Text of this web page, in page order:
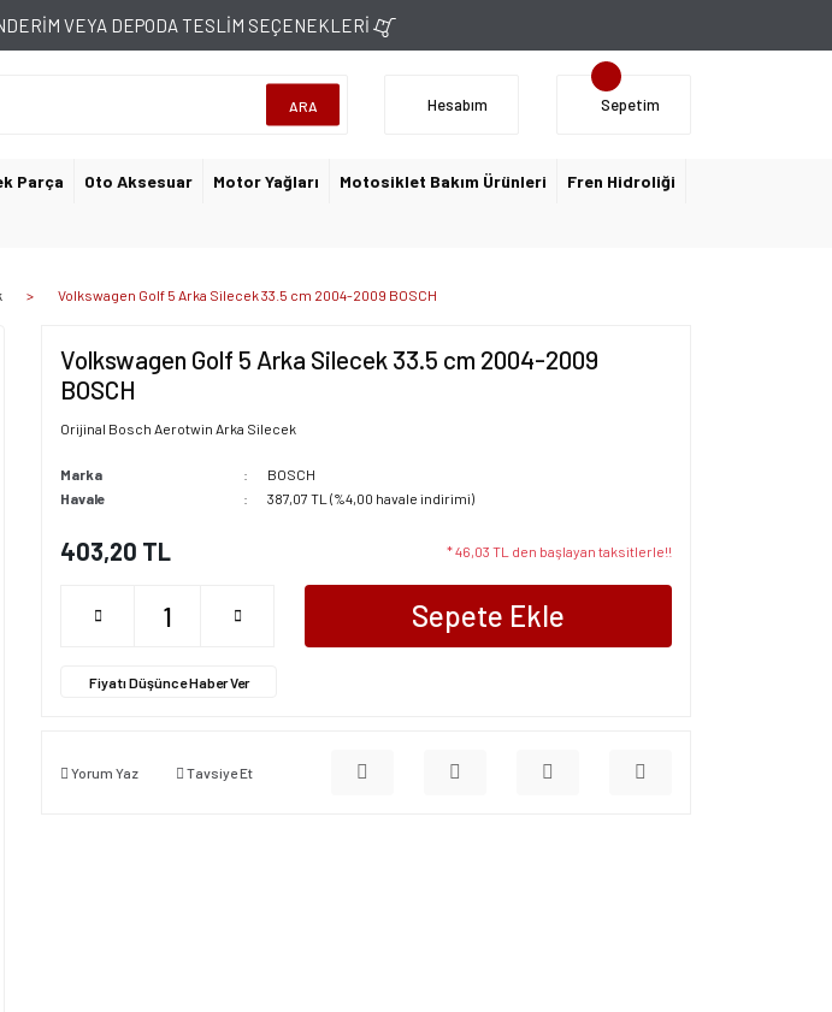
VEYA DEPODA TESLİM SEÇENEKLERİ
ARA Hesabım Sepetim
Parça Oto Aksesuar Motor Yağları Motosiklet Bakım Ürünleri Fren Hidroliği
Volkswagen Golf 5 Arka Silecek 33.5 cm 2004-2009 BOSCH
Volkswagen Golf 5 Arka Silecek 33.5 cm 2004-2009
BOSCH
Orijinal Bosch Aerotwin Arka Silecek
Marka
BOSCH
Havale
387,07 TL (%4,00 havale indirimi)
403,20 TL * 46,03 TL den başlayan taksitlerle!!
Sepete Ekle
Fiyatı Düşünce Haber Ver
Yorum Yaz Tavsiye Et